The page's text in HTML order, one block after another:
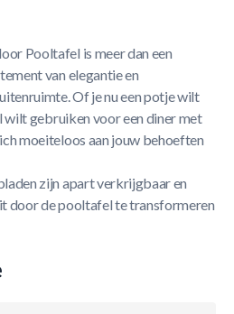
Pooltafel is meer dan een
van elegantie en
Of je nu een potje wilt
wilt gebruiken voor een diner met
moeiteloos aan jouw behoeften
zijn apart verkrijgbaar en
door de pooltafel te transformeren